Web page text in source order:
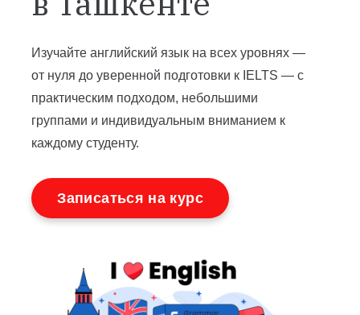
Изучайте английский язык на всех уровнях —
от нуля до уверенной подготовки к IELTS — с
практическим подходом, небольшими
группами и индивидуальным вниманием к
каждому студенту.
Записаться на курс